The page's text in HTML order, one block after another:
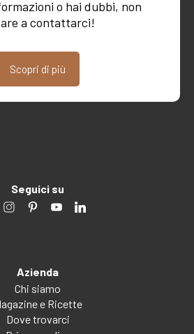
o hai dubbi, non
a contattarci!
Scopri di più
Seguici su
Azienda
Chi siamo
e Ricette
Dove trovarci